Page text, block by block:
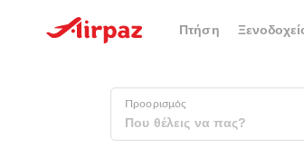
Πτήση
Προορισμός